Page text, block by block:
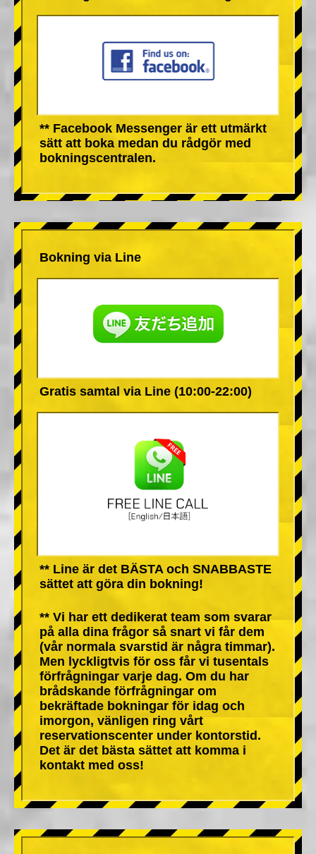
** Facebook Messenger är ett utmärkt
sätt att boka medan du rådgör med
bokningscentralen.
Bokning via Line
Gratis samtal via Line (10:00-22:00)
** Line är det BÄSTA och SNABBASTE
sättet att göra din bokning!
** Vi har ett dedikerat team som svarar
på alla dina frågor så snart vi får dem
(vår normala svarstid är några timmar).
Men lyckligtvis för oss får vi tusentals
förfrågningar varje dag. Om du har
brådskande förfrågningar om
bekräftade bokningar för idag och
imorgon, vänligen ring vårt
reservationscenter under kontorstid.
Det är det bästa sättet att komma i
kontakt med oss!